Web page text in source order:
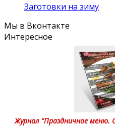
Заготовки на зиму
Мы в Вконтакте
Интересное
Журнал "Праздничное меню.